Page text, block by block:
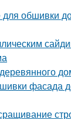
для обшивки
фасада